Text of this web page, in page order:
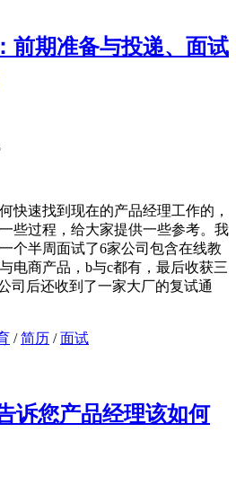
前期准备与投递、面试
快速找到现在的产品经理工作的，
些过程，给大家提供一些参考。我
个半周面试了6家公司包含在线教
电商产品，b与c都有，最后收获三
司后还收到了一家大厂的复试通
/简历 /面试
诉您产品经理该如何